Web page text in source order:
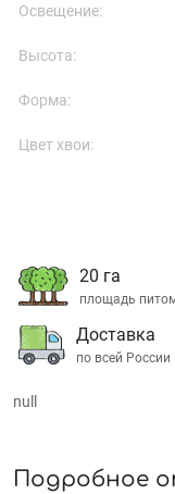
Освещение:
Высота:
Форма:
Цвет хвои:
20 га
площадь
Доставка
по всей России
null
Подробное